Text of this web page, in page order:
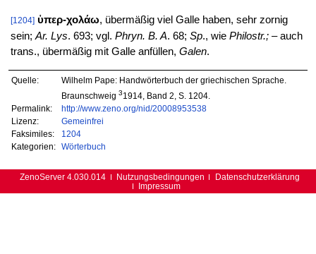
[1204] ὑπερ-χολάω, übermäßig viel Galle haben, sehr zornig
sein;Ar. Lys. 693; vgl. Phryn. B. A. 68; Sp., wiePhilostr.;– auch
trans., übermäßig mit Galle anfüllen, Galen.
Quelle:
Wilhelm Pape: Handwörterbuch der griechischen Sprache.
Braunschweig 31914, Band 2, S. 1204.
Permalink:
http://www.zeno.org/nid/20008953538
Lizenz:
Gemeinfrei
Faksimiles:
1204
Kategorien:
Wörterbuch
ZenoServer 4.030.014 Nutzungsbedingungen
Datenschutzerklärung
Impressum